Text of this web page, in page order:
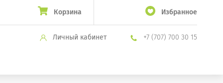
Корзина Избранное
Личный кабинет +7 (707) 700 30 15